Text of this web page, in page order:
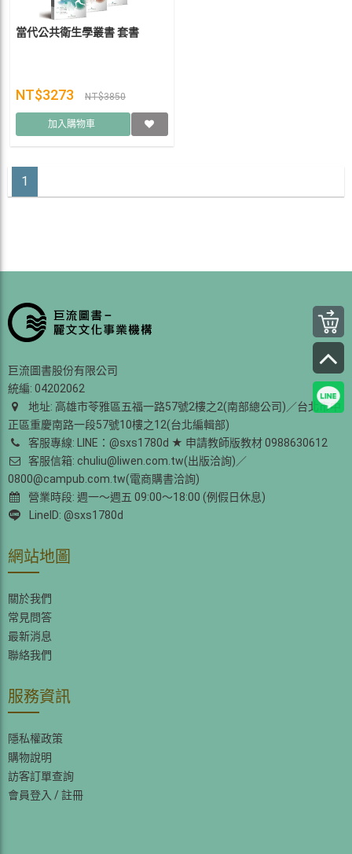
當代公共衛生學叢書 套書
NT$3273 NT$3850
加入購物車
1
巨流圖書股份有限公司
統編: 04202062
地址: 高雄市苓雅區五福一路57號2樓之2(南部總公司)／台北市中
正區重慶南路一段57號10樓之12(台北編輯部)
客服專線: LINE：@sxs1780d ★ 申請教師版教材 0988630612
客服信箱: chuliu@liwen.com.tw(出版洽詢)／
0800@campub.com.tw(電商購書洽詢)
營業時段: 週一～週五 09:00～18:00 (例假日休息)
LineID: @sxs1780d
網站地圖
關於我們
常見問答
最新消息
聯絡我們
服務資訊
隱私權政策
購物說明
訪客訂單查詢
會員登入 / 註冊